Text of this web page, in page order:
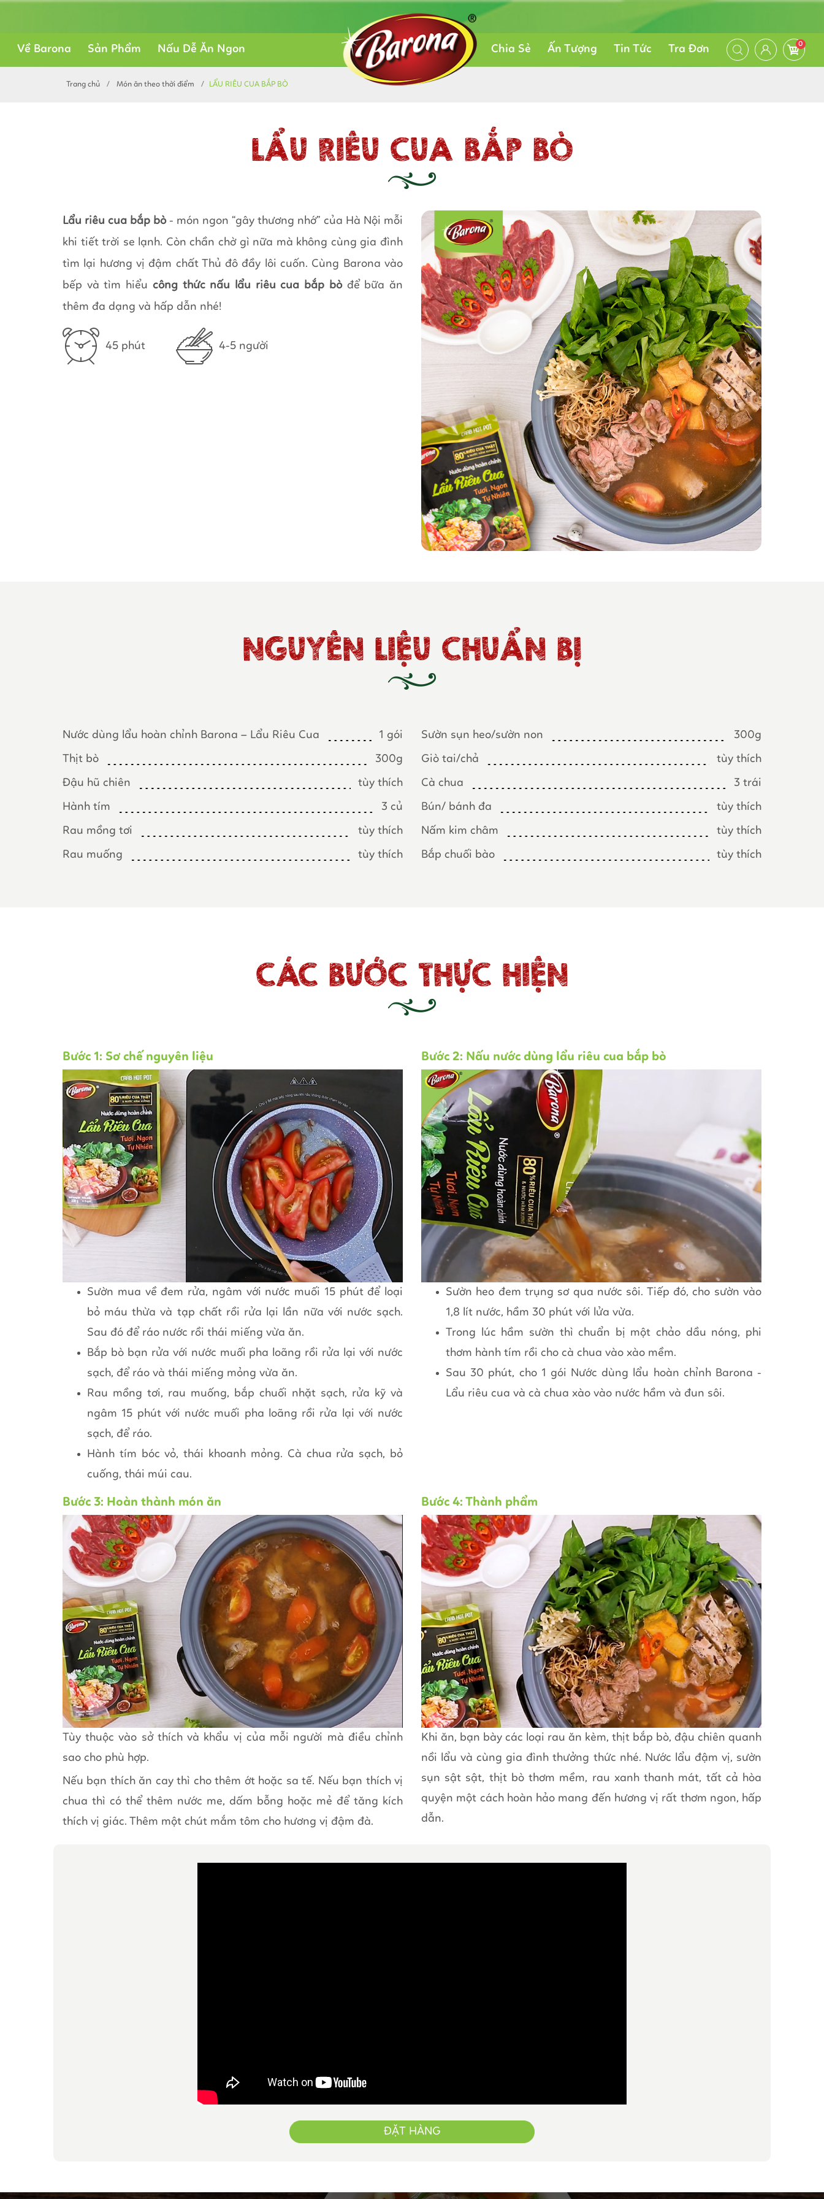
Về Barona Sản Phẩm Nấu Dễ Ăn Ngon Chia Sẻ Ấn Tượng Tin Tức Tra Đơn 0
Trang chủ Món ăn theo thời điểm LẨU RIÊU CUA BẮP BÒ
LẨU RIÊU CUA BẮP BÒ
Lẩu riêu cua bắp bò- món ngon “gây thương nhớ” của Hà Nội mỗi
khi tiết trời se lạnh. Còn chần chờ gì nữa mà không cùng gia đình
tìm lại hương vị đậm chất Thủ đô đầy lôi cuốn. Cùng Barona vào
bếp và tìm hiểu công thức nấu lẩu riêu cua bắp bòđể bữa ăn
thêm đa dạng và hấp dẫn nhé!
45 phút 4-5 người
NGUYÊN LIỆU CHUẨN BỊ
Nước dùng lẩu hoàn chỉnh Barona – Lẩu Riêu Cua 1 gói Sườn sụn heo/sườn non 300g
Thịt bò 300g Giò tai/chả tùy thích
Đậu hũ chiên tùy thích Cà chua 3 trái
Hành tím 3 củ Bún/ bánh đa tùy thích
Rau mồng tơi tùy thích Nấm kim châm tùy thích
Rau muống tùy thích Bắp chuối bào tùy thích
CÁC BƯỚC THỰC HIỆN
Bước 1: Sơ chế nguyên liệu
Sườn mua về đem rửa, ngâm với nước muối 15 phút để loại
bỏ máu thừa và tạp chất rồi rửa lại lần nữa với nước sạch.
Sau đó để ráo nước rồi thái miếng vừa ăn.
Bắp bò bạn rửa với nước muối pha loãng rồi rửa lại với nước
sạch, để ráo và thái miếng mỏng vừa ăn.
Rau mồng tơi, rau muống, bắp chuối nhặt sạch, rửa kỹ và
ngâm 15 phút với nước muối pha loãng rồi rửa lại với nước
sạch, để ráo.
Hành tím bóc vỏ, thái khoanh mỏng. Cà chua rửa sạch, bỏ
cuống, thái múi cau.
Bước 2: Nấu nước dùng lẩu riêu cua bắp bò
Sườn heo đem trụng sơ qua nước sôi. Tiếp đó, cho sườn vào
1,8 lít nước, hầm 30 phút với lửa vừa.
Trong lúc hầm sườn thì chuẩn bị một chảo dầu nóng, phi
thơm hành tím rồi cho cà chua vào xào mềm.
Sau 30 phút, cho 1 gói Nước dùng lẩu hoàn chỉnh Barona -
Lẩu riêu cua và cà chua xào vào nước hầm và đun sôi.
Bước 3: Hoàn thành món ăn
Tùy thuộc vào sở thích và khẩu vị của mỗi người mà điều chỉnh
sao cho phù hợp.
Nếu bạn thích ăn cay thì cho thêm ớt hoặc sa tế. Nếu bạn thích vị
chua thì có thể thêm nước me, dấm bỗng hoặc mẻ để tăng kích
thích vị giác. Thêm một chút mắm tôm cho hương vị đậm đà.
Bước 4: Thành phẩm
Khi ăn, bạn bày các loại rau ăn kèm, thịt bắp bò, đậu chiên quanh
nồi lẩu và cùng gia đình thưởng thức nhé. Nước lẩu đậm vị, sườn
sụn sật sật, thịt bò thơm mềm, rau xanh thanh mát, tất cả hòa
quyện một cách hoàn hảo mang đến hương vị rất thơm ngon, hấp
dẫn.
ĐẶT HÀNG